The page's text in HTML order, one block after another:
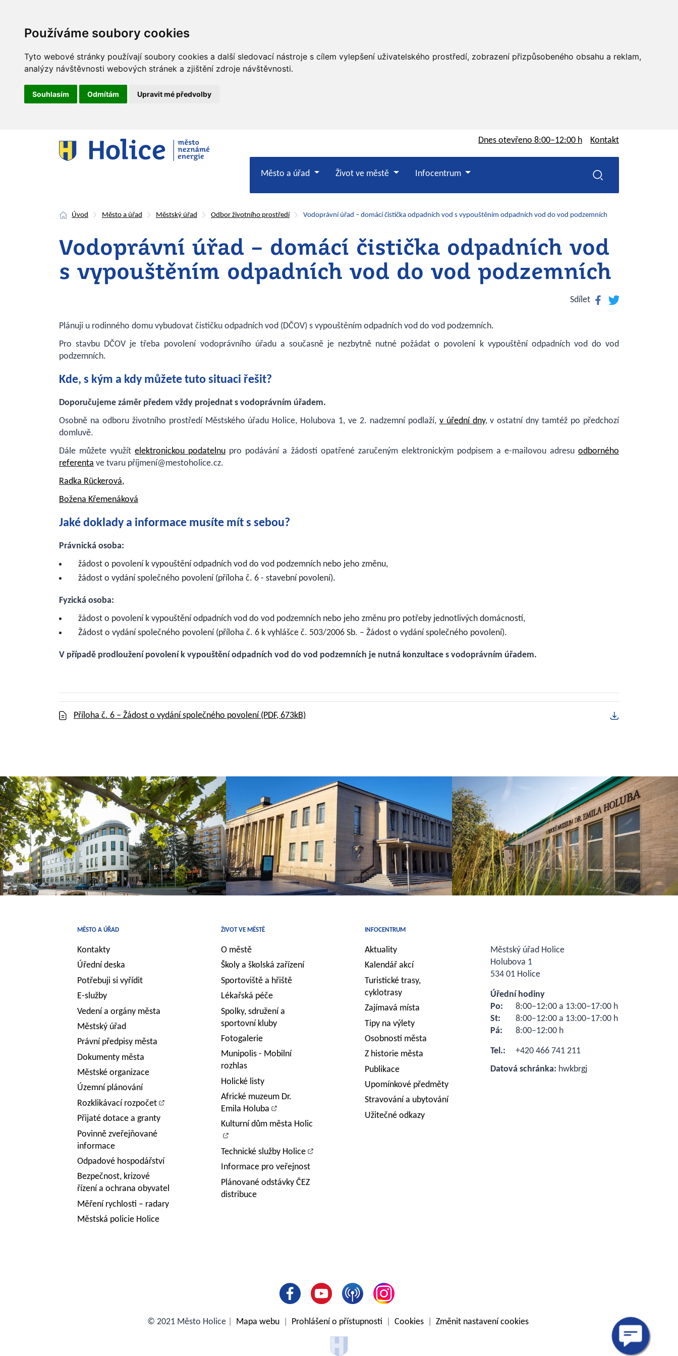
Používáme soubory cookies
Tyto webové stránky používají soubory cookies a další sledovací nástroje s cílem vylepšení uživatelského prostředí, zobrazení přizpůsobeného obsahu a reklam,
analýzy návštěvnosti webových stránek a zjištění zdroje návštěvnosti.
Souhlasím Odmítám Upravit mé předvolby
Úvod Město a úřad Městský úřad Odbor životního prostředí Vodoprávní úřad – domácí čistička odpadních vod s vypouštěním odpadních vod do vod podzemních
Vodoprávní úřad – domácí čistička odpadních vod
s vypouštěním odpadních vod do vod podzemních
Sdílet Facebook
Twitter
Plánuji u rodinného domu vybudovat čističku odpadních vod (DČOV) s vypouštěním odpadních vod do vod podzemních.
Pro stavbu DČOV je třeba povolení vodoprávního úřadu a současně je nezbytně nutné požádat o povolení k vypouštění odpadních vod do vod
podzemních.
Kde, s kým a kdy můžete tuto situaci řešit?
Doporučujeme záměr předem vždy projednat s vodoprávním úřadem.
Osobně na odboru životního prostředí Městského úřadu Holice, Holubova 1, ve 2. nadzemní podlaží, v úřední dny, v ostatní dny tamtéž po předchozí
domluvě.
Dále můžete využítelektronickou podatelnu pro podávání a žádosti opatřené zaručeným elektronickým podpisem a e-mailovou adresu odborného
referenta ve tvaru příjmení@mestoholice.cz.
Radka Rückerová,
Božena Křemenáková
Jaké doklady a informace musíte mít s sebou?
Právnická osoba:
žádost o povolení k vypouštění odpadních vod do vod podzemních nebo jeho změnu,
žádost o vydání společného povolení (příloha č. 6 - stavební povolení).
Fyzická osoba:
žádost o povolení k vypouštění odpadních vod do vod podzemních nebo jeho změnu pro potřeby jednotlivých domácností,
Žádost o vydání společného povolení (příloha č. 6 k vyhlášce č. 503/2006 Sb. – Žádost o vydání společného povolení).
V případě prodloužení povolení k vypouštění odpadních vod do vod podzemních je nutná konzultace s vodoprávním úřadem.
Příloha č. 6 – Žádost o vydání společného povolení (PDF, 673kB)
Dnes otevřeno 8:00–12:00 h Kontakt
Město a úřad Život ve městě Infocentrum
MĚSTO A ÚŘAD
Kontakty
Úřední deska
Potřebuji si vyřídit
E-služby
Vedení a orgány města
Městský úřad
Právní předpisy města
Dokumenty města
Městské organizace
Územní plánování
Rozklikávací rozpočet
Přijaté dotace a granty
Povinně zveřejňované
informace
Odpadové hospodářství
Bezpečnost, krizové
řízení a ochrana obyvatel
Měření rychlosti – radary
Městská policie Holice
ŽIVOT VE MĚSTĚ
O městě
Školy a školská zařízení
Sportoviště a hřiště
Lékařská péče
Spolky, sdružení a
sportovní kluby
Fotogalerie
Munipolis - Mobilní
rozhlas
Holické listy
Africké muzeum Dr.
Emila Holuba
Kulturní dům města Holic
Technické služby Holice
Informace pro veřejnost
Plánované odstávky ČEZ
distribuce
INFOCENTRUM
Aktuality
Kalendář akcí
Turistické trasy,
cyklotrasy
Zajímavá místa
Tipy na výlety
Osobnosti města
Z historie města
Publikace
Upomínkové předměty
Stravování a ubytování
Užitečné odkazy
Městský úřad Holice
Holubova 1
534 01 Holice
Úřední hodiny
Po:
8:00–12:00 a 13:00–17:00 h
St:
8:00–12:00 a 13:00–17:00 h
Pá:
8:00–12:00 h
Tel.:
+420 466 741 211
Datová schránka: hwkbrgj
© 2021 Město Holice Mapa webu Prohlášení o přístupnosti Cookies Změnit nastavení cookies